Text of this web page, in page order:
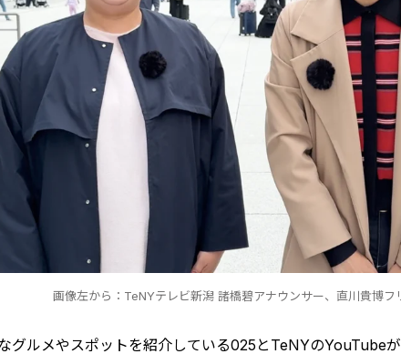
画像左から：TeNYテレビ新潟 諸橋碧アナウンサー、直川貴博フ
グルメやスポットを紹介している025とTeNYのYouTube